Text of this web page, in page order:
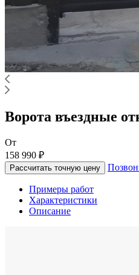
Ворота въездные
От
158 990 ₽
Рассчитать точную цену
Примеры работ
Характеристики
Описание